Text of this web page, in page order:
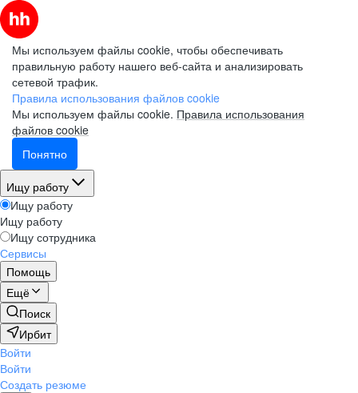
Мы используем файлы cookie, чтобы обеспечивать
правильную работу нашего веб-сайта и анализировать
сетевой трафик.
Правила использования файлов cookie
Мы используем файлы cookie. Правила использования
файлов cookie
Понятно
Ищу работу
Ищу работу
Ищу работу
Ищу сотрудника
Сервисы
Помощь
Ещё
Поиск
Ирбит
Войти
Войти
Создать резюме